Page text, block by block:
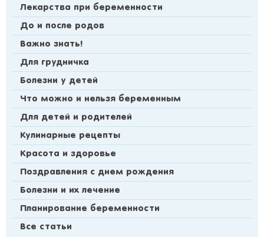
Лекарства при беременности
До и после родов
Важно знать!
Для грудничка
Болезни у детей
Что можно и нельзя беременным
Для детей и родителей
Кулинарные рецепты
Красота и здоровье
Поздравления с днем рождения
Болезни и их лечение
Планирование беременности
Все статьи